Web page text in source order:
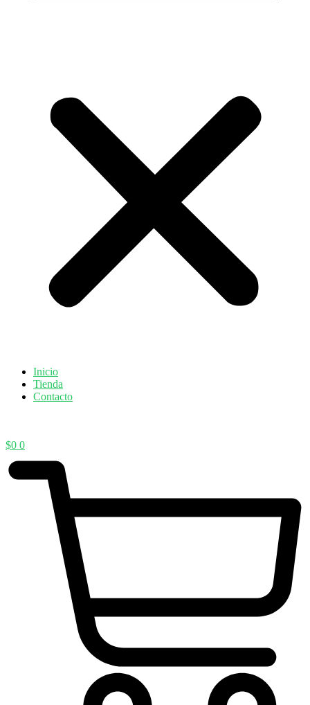
Inicio
Tienda
Contacto
$0 0